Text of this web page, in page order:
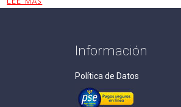
Información
Política de Datos